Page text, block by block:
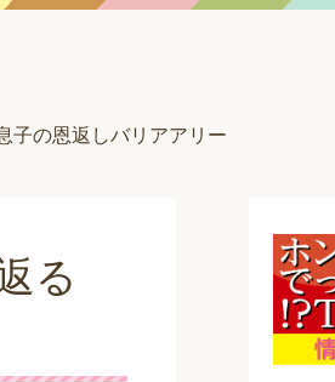
の恩返しバリアアリー
る